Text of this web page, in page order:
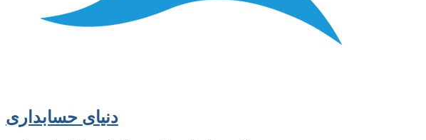
دنیای حسابداری